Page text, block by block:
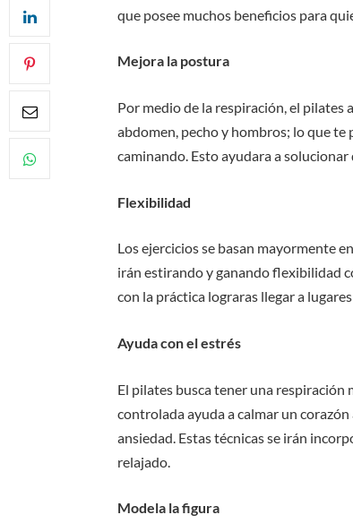
que posee muchos beneficios para
Mejora la postura
Por medio de la respiración, el pilates
abdomen, pecho y hombros; lo que
caminando. Esto ayudara a solucionar
Flexibilidad
Los ejercicios se basan mayormente
irán estirando y ganando flexibilidad
con la práctica lograras llegar a
Ayuda con el estrés
El pilates busca tener una
controlada ayuda a calmar un
ansiedad. Estas técnicas se irán
relajado.
Modela la figura